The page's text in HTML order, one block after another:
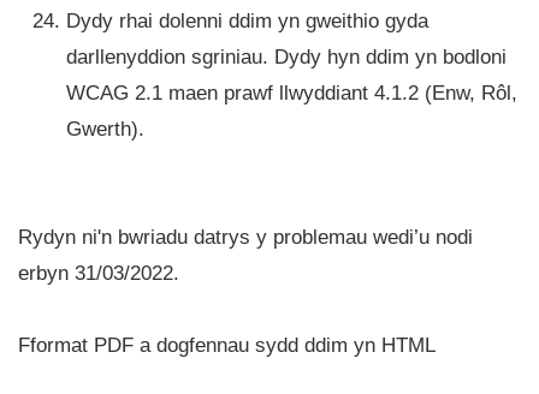
Dydy rhai dolenni ddim yn gweithio gyda
darllenyddion sgriniau. Dydy hyn ddim yn bodloni
WCAG 2.1 maen prawf llwyddiant 4.1.2 (Enw, Rôl,
Gwerth).
Rydyn ni'n bwriadu datrys y problemau wedi’u nodi
erbyn 31/03/2022.
Fformat PDF a dogfennau sydd ddim yn HTML